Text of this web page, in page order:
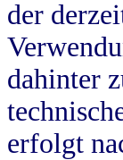
der
dahinter
erfolgt